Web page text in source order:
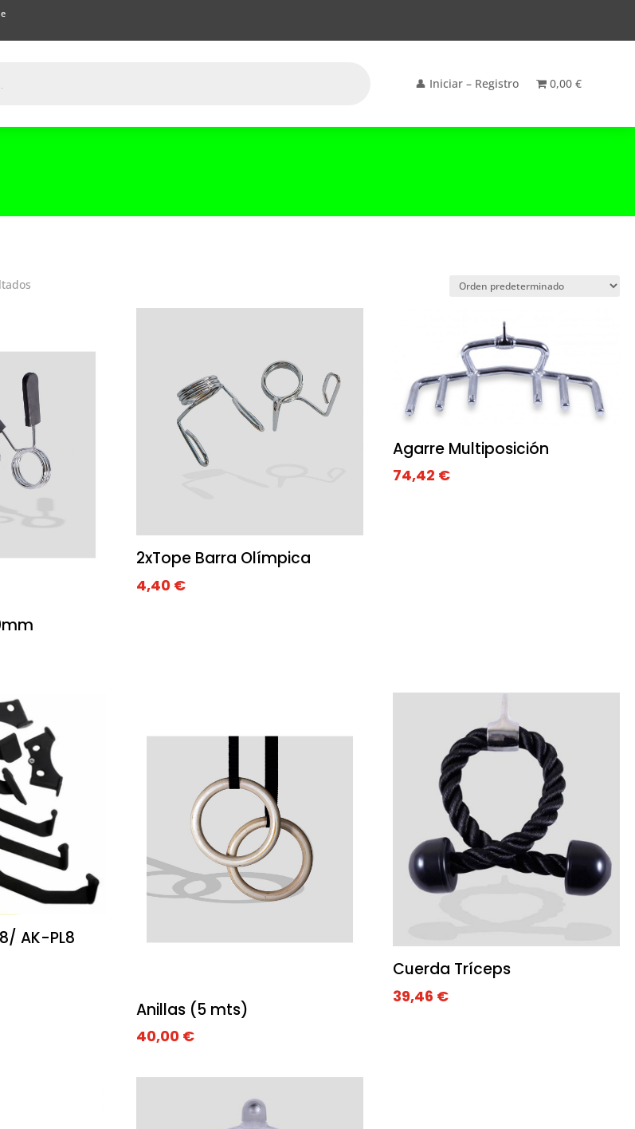
👤 Iniciar – Registro 0,00 €
2xTope Barra Olímpica
4,40 €
Agarre Multiposición
74,42 €
8/ AK-PL8
Anillas (5 mts)
40,00 €
Cuerda Tríceps
39,46 €